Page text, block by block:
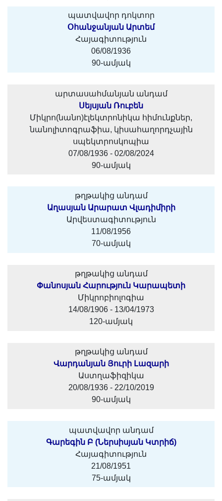
պատվավոր դոկտոր
Օհանջանյան Արտեմ
Հայագիտություն
06/08/1936
90-ամյակ
արտասահմանյան անդամ
Սեյսյան Ռուբեն
Միկրո(նանո)էլեկտրոնիկա հիմունքներ,
նանոլիտոգրաֆիա, կիսահաղորդչային
սպեկտրոսկոպիա
07/08/1936 - 02/08/2024
90-ամյակ
թղթակից անդամ
Աղասյան Արարատ Վլադիմիրի
Արվեստագիտություն
11/08/1956
70-ամյակ
թղթակից անդամ
Փանոսյան Հարություն Կարապետի
Միկրոբիոլոգիա
14/08/1906 - 13/04/1973
120-ամյակ
թղթակից անդամ
Վարդանյան Յուրի Լազարի
Աստղաֆիզիկա
20/08/1936 - 22/10/2019
90-ամյակ
պատվավոր անդամ
Գարեգին Բ (Ներսիսյան Կտրիճ)
Հայագիտություն
21/08/1951
75-ամյակ